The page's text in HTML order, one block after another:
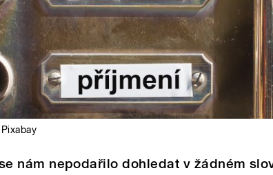
nám nepodařilo dohledat v žádném